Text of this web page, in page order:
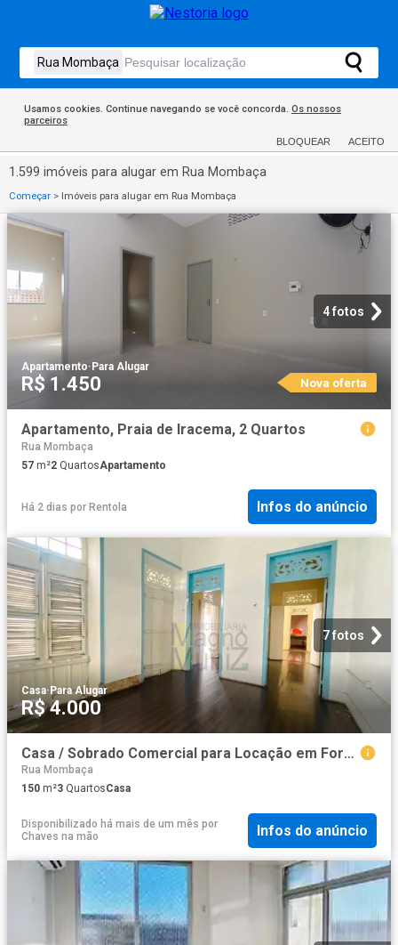
Usamos cookies. Continue navegando se você concorda. Os nossos
parceiros
BLOQUEAR ACEITO
1.599 imóveis para alugar em Rua Mombaça
Começar > Imóveis para alugar em Rua Mombaça
4 fotos
Apartamento· Para Alugar
R$ 1.450 Nova oferta
Apartamento, Praia de Iracema, 2 Quartos
Rua Mombaça
57 m²2 QuartosApartamento
Há 2 dias por Rentola Infos do anúncio
7 fotos
Casa·Para Alugar
R$ 4.000
Casa / Sobrado Comercial para Locação em Fortaleza/CE Centro 3 Quartos
Rua Mombaça
150 m²3 QuartosCasa
Disponibilizado há mais de um mês por
Chaves na mão
Infos do anúncio